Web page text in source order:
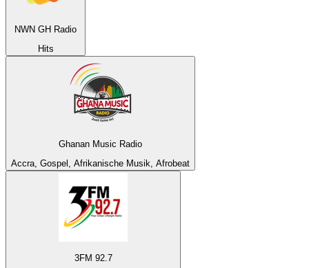
NWN GH Radio
Hits
Ghanan Music Radio
Accra, Gospel, Afrikanische Musik, Afrobeat
3FM 92.7